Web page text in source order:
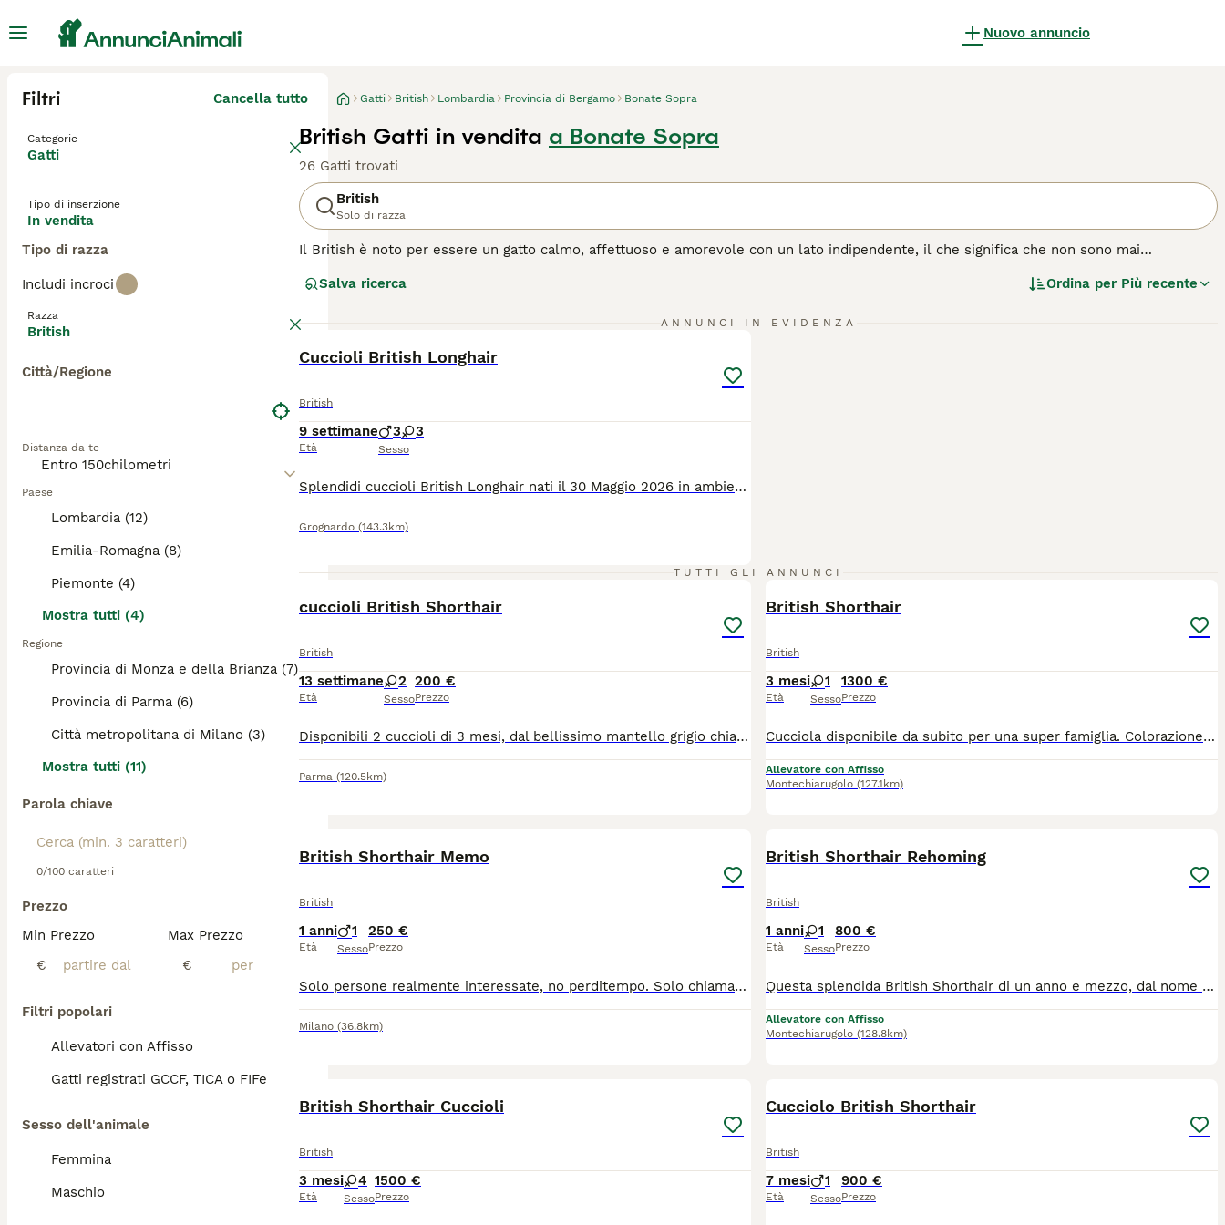
Nuovo annuncio
Filtri Cancella tutto
Categorie
Gatti
Tipo di inserzione
In vendita
Tipo di razza
Includi incroci
Razza
British
Città/Regione
Distanza da te
Paese
Lombardia (12)
Emilia-Romagna (8)
Piemonte (4)
Mostra tutti (4)
Regione
Provincia di Monza e della Brianza (7)
Provincia di Parma (6)
Città metropolitana di Milano (3)
Mostra tutti (11)
Parola chiave
0/100 caratteri
Prezzo
Min Prezzo
€
Max Prezzo
€
Filtri popolari
Allevatori con Affisso
Gatti registrati GCCF, TICA o FIFe
Sesso dell'animale
Femmina
Maschio
Gatti British Lombardia Provincia di Bergamo Bonate Sopra
British Gatti in vendita a Bonate Sopra
26 Gatti trovati
British
Solo di razza
Il British è noto per essere un gatto calmo, affettuoso e amorevole con un lato indipendente, il che significa che non sono mai
riconosciuto come una razza dal GCCF, sebbene sia riconosciuto dal TICA. L'unica vera differenza tra le due razze è la lunghezza del pelo.
Leggi la per informazioni su questa razza di gatto.
Salva ricerca Ordina per Più recente
ANNUNCI IN EVIDENZA
Cuccioli British Longhair
British
9 settimane
Età
3 3
Sesso
Splendidi cuccioli British Longhair nati il 30 Maggio 2026 in ambiente familiare. Genitori cresciuti con amore e rispetto, molto affettuosi e dal carattere equilibrato. Entrambi possiedono Pedigree da riproduzione e sono modelli per diverse aziende del Pet. La mamma è di alta genealogia e figlia di campioni di bellezza. Entrambi presenti e visibili, testati FIV/FELV, PKD1 e gruppo sanguigno. I cuccioli verranno ceduti a 90gg, sverminati, vaccinati, con certificato di buona salute e Pedigree, solo da compagnia. I gattini sono già abituati alla lettiera, ed è già stata fatta abituazione ai rumori, quali temporale aspirapolvere musica. E' previsto un incontro/conoscenza obbligatorio pre affido. Per ulteriori dettagli, foto e video, contattare il numero 351 5585832
Grognardo (143.3km)
TUTTI GLI ANNUNCI
cuccioli British Shorthair
British
13 settimane
Età
2
Sesso
200 €
Prezzo
Disponibili 2 cuccioli di 3 mesi, dal bellissimo mantello grigio chiaro. Sono cresciuti in ambiente familiare, abituati al contatto con le persone, dolci, affettuosi, socievoli e giocherelloni. ✔️ Abituati alla lettiera ✔️ Mangiano autonomamente ✔️ Genitori visibili in foto ✔️ Disponibili foto di mamma, papà e nonni su richiesta
Parma (120.5km)
British Shorthair
British
3 mesi
Età
1
Sesso
1300 €
Prezzo
Cucciola disponibile da subito per una super famiglia. Colorazione Fawn Bicolor Occhi Ambra Morbida come un peluche Ideale per famiglia con bambini. Chiamare o WhatsApp 3933280861
Allevatore con Affisso
Montechiarugolo (127.1km)
British Shorthair Memo
British
1 anni
Età
1
Sesso
250 €
Prezzo
Solo persone realmente interessate, no perditempo. Solo chiamate: 📞 388 95 41 211 – Rossana Lui è Memo, nato il 30 luglio 2025. Ha appena compiuto un anno ed è un meraviglioso British Shorthair già castrato. Memo è un gatto vivace, affettuoso, dolcissimo, coccolone e giocherellone. È abituato alla vita in appartamento ed è pronto a regalare tanto amore e dolce compagnia. Verrà consegnato con: • pedigree • microchip • doppia vaccinazione • libretto sanitario • sverminazione • contratto di cessione • certificato veterinario di buona salute • test dei genitori negativi a FeLV, FIV e PKD1 • kit regalo con croccantini, ciotola e giocattolo Il British Shorthair è particolarmente adatto alla vita in appartamento grazie al suo carattere equilibrato, calmo e tollerante. Può convivere serenamente con bambini e altri animali domestici ed è generalmente facile da educare. Possibilità di consegna in tutta Italia, anche direttamente a domicilio. 📍 Visitate la nostra pagina Facebook: Silvestro Club Blue-Odd-Eyes British & Scottish Allevamento
Milano (36.8km)
British Shorthair Rehoming
British
1 anni
Età
1
Sesso
800 €
Prezzo
Questa splendida British Shorthair di un anno e mezzo, dal nome dolcissimo come lei, cerca una nuova famiglia speciale. Hurma è una gatta dal carattere riservato e discreto: non è una gattina che si impone, ma una presenza silenziosa ed elegante che saprà conquistare il vostro cuore con i suoi tempi. Età: 1 anno e mezzo Stato: Già sterilizzata Dieta: Abituata a una dieta mista (umido e secco) Carattere: Timida inizialmente, cerca un ambiente sereno dove potersi sentire al sicuro. Cerchiamo per lei un contesto tranquillo, preferibilmente con persone che conoscano la natura dei British e sappiano rispettare i suoi spazi. Se pensate di essere la famiglia "giusta" per farla sbocciare, contattatemi in privato.
Allevatore con Affisso
Montechiarugolo (128.8km)
British Shorthair Cuccioli
British
3 mesi
Età
4
Sesso
1500 €
Prezzo
Cucciolo British Shorthair
British
7 mesi
Età
1
Sesso
900 €
Prezzo